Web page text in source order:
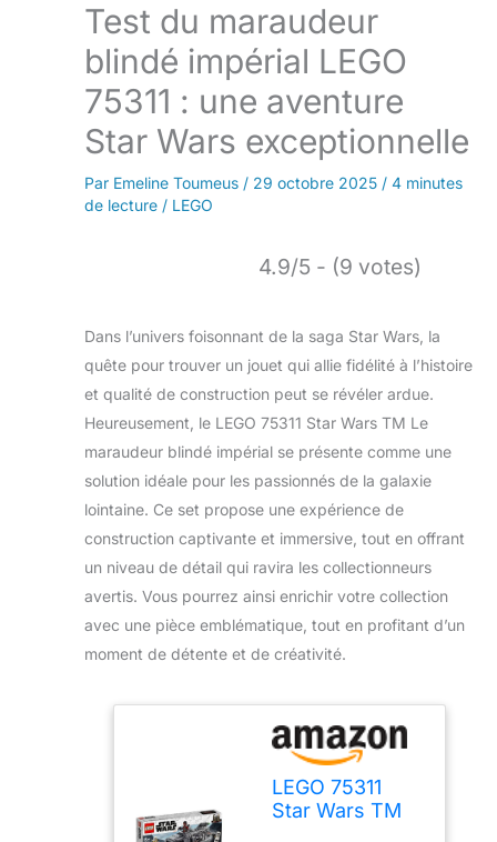
Test du maraudeur
blindé impérial LEGO
75311 : une aventure
Star Wars exceptionnelle
Par Emeline Toumeus / 29 octobre 2025 / 4 minutes
de lecture / LEGO
4.9/5 - (9 votes)
Dans l’univers foisonnant de la saga Star Wars, la
quête pour trouver un jouet qui allie fidélité à l’histoire
et qualité de construction peut se révéler ardue.
Heureusement, le LEGO 75311 Star Wars TM Le
maraudeur blindé impérial se présente comme une
solution idéale pour les passionnés de la galaxie
lointaine. Ce set propose une expérience de
construction captivante et immersive, tout en offrant
un niveau de détail qui ravira les collectionneurs
avertis. Vous pourrez ainsi enrichir votre collection
avec une pièce emblématique, tout en profitant d’un
moment de détente et de créativité.
LEGO 75311
Star Wars TM